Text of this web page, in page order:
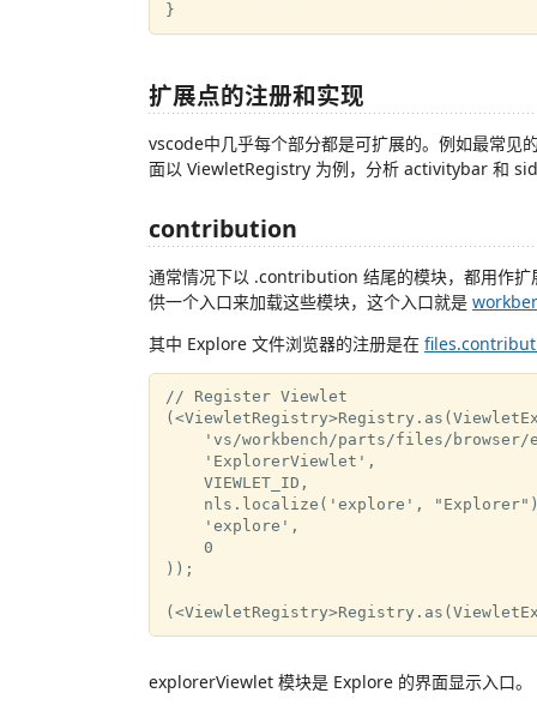
扩展点的注册和实现
vscode中几乎每个部分都是可扩展的。例如最常见
面以 ViewletRegistry 为例，分析 activitybar 和
contribution
通常情况下以 .contribution 结尾的模块，都用作扩
供一个入口来加载这些模块，这个入口就是
其中 Explore 文件浏览器的注册是在
// Register Viewlet
'vs/workbench/parts/files/browser/
    'ExplorerViewlet',
    VIEWLET_ID,
nls.localize('explore',
    'explore',
    0
));
explorerViewlet 模块是 Explore 的界面显示入口。